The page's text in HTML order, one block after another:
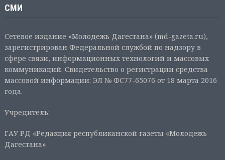
СМИ
Сетевое издание «Молодежь Дагестана» (md-gazeta.ru),
зарегистрирован Федеральной службой по надзору в
сфере связи, информационных технологий и массовых
коммуникаций. Свидетельство о регистрации средства
массовой информации: ЭЛ № ФС77-65076 от 18 марта 2016
года.
Учредитель:
ГАУ РД «Редакция республиканской газеты «Молодежь
Дагестана»